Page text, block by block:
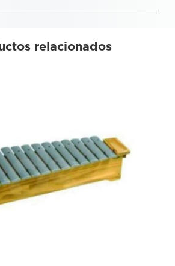
relacionados